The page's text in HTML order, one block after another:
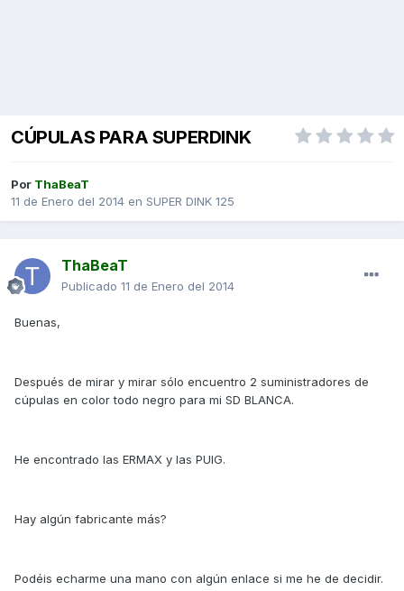
CÚPULAS PARA SUPERDINK
Por ThaBeaT
11 de Enero del 2014 en SUPER DINK 125
ThaBeaT
Publicado 11 de Enero del 2014
Buenas,
Después de mirar y mirar sólo encuentro 2 suministradores de
cúpulas en color todo negro para mi SD BLANCA.
He encontrado las ERMAX y las PUIG.
Hay algún fabricante más?
Podéis echarme una mano con algún enlace si me he de decidir.